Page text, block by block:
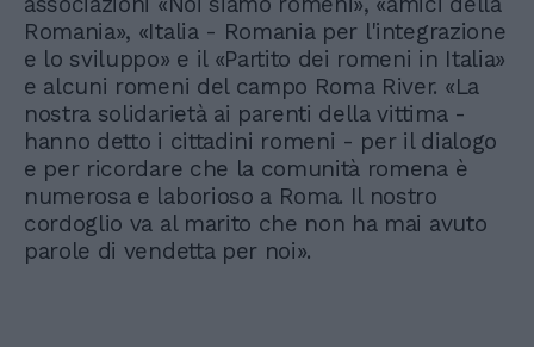
Romania», «Italia - Romania per l'integrazione
e lo sviluppo» e il «Partito dei romeni in Italia»
e alcuni romeni del campo Roma River. «La
nostra solidarietà ai parenti della vittima -
hanno detto i cittadini romeni - per il dialogo
e per ricordare che la comunità romena è
numerosa e laborioso a Roma. Il nostro
cordoglio va al marito che non ha mai avuto
parole di vendetta per noi».